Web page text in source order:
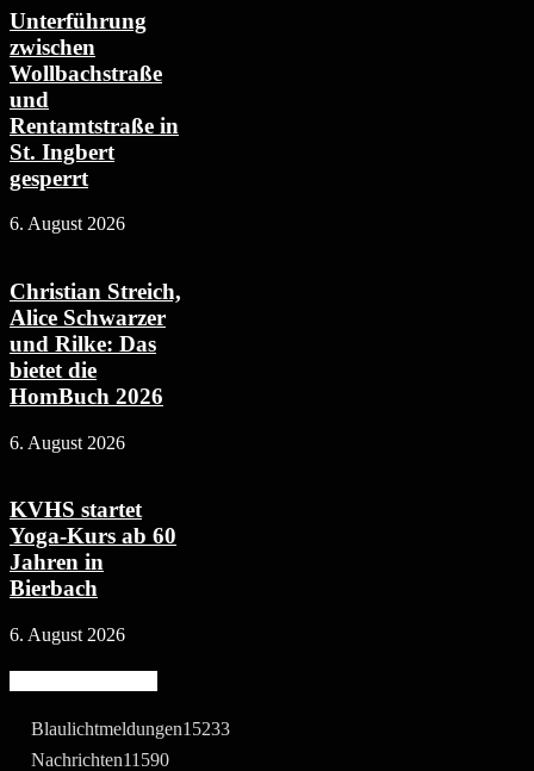
Unterführung
zwischen
Wollbachstraße
und
Rentamtstraße in
St. Ingbert
gesperrt
6. August 2026
Christian Streich,
Alice Schwarzer
und Rilke: Das
bietet die
HomBuch 2026
6. August 2026
KVHS startet
Yoga-Kurs ab 60
Jahren in
Bierbach
6. August 2026
Blaulichtmeldungen15233
Nachrichten11590